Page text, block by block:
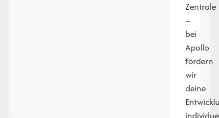
Zentrale
–
bei
Apollo
fördern
wir
deine